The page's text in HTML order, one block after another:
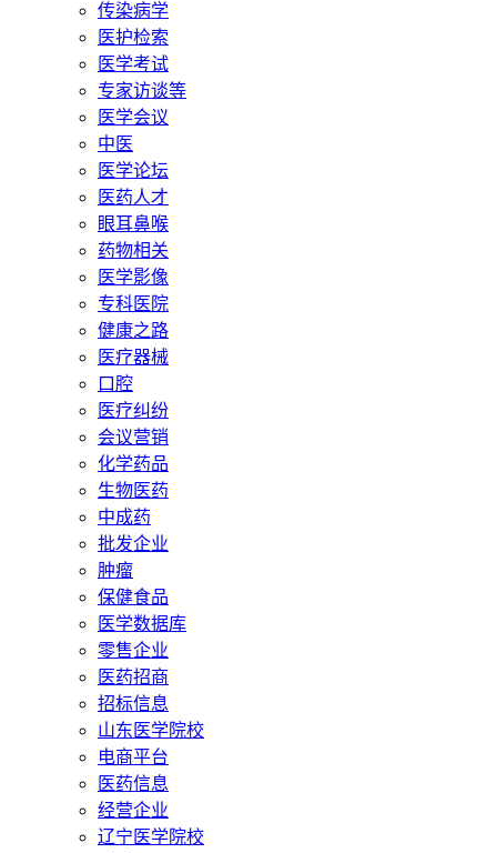
传染病学
医护检索
医学考试
专家访谈等
医学会议
中医
医学论坛
医药人才
眼耳鼻喉
药物相关
医学影像
专科医院
健康之路
医疗器械
口腔
医疗纠纷
会议营销
化学药品
生物医药
中成药
批发企业
肿瘤
保健食品
医学数据库
零售企业
医药招商
招标信息
山东医学院校
电商平台
医药信息
经营企业
辽宁医学院校